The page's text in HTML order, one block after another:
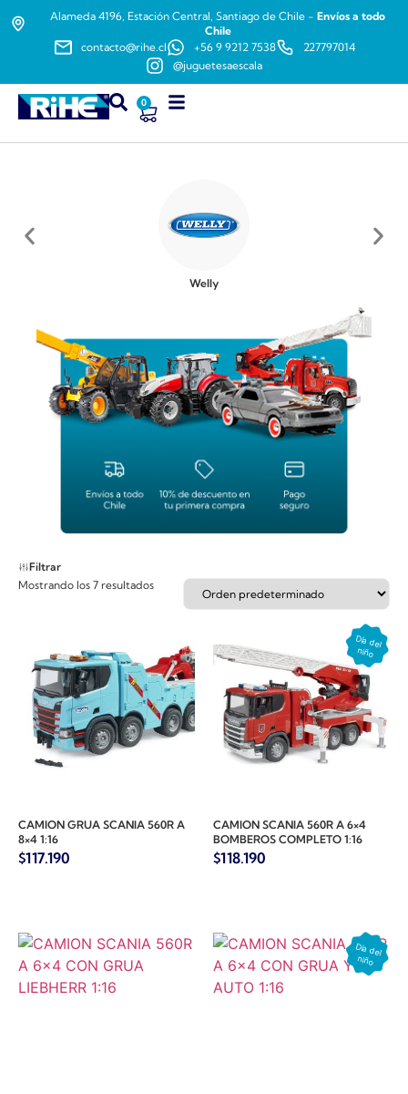
Alameda 4196, Estación Central, Santiago de Chile - Envíos a todo
Chile
contacto@rihe.cl
+56 9 9212 7538
227797014
@juguetesaescala
0
Welly
Filtrar
Mostrando los 7 resultados
CAMION GRUA SCANIA 560R A
8×4 1:16
$117.190
CAMION SCANIA 560R A 6×4
BOMBEROS COMPLETO 1:16
$118.190